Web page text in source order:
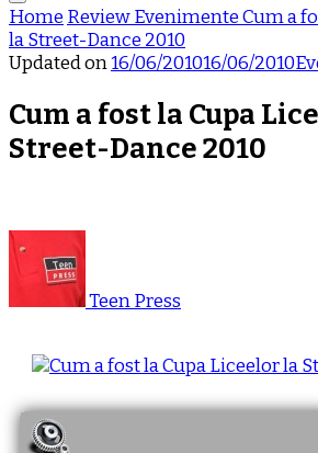
Home ReviewEvenimenteCum a
la Street-Dance 2010
Updated on16/06/201016/06/2010
Cum a fost la Cupa
Street-Dance 2010
Teen Press